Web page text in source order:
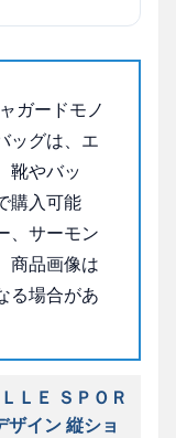
ガードモノ
ッグは、エ
靴やバッ
購入可能
、サーモン
商品画像は
る場合があ
ＬＥ ＳＰＯＲ
ザイン 縦ショ